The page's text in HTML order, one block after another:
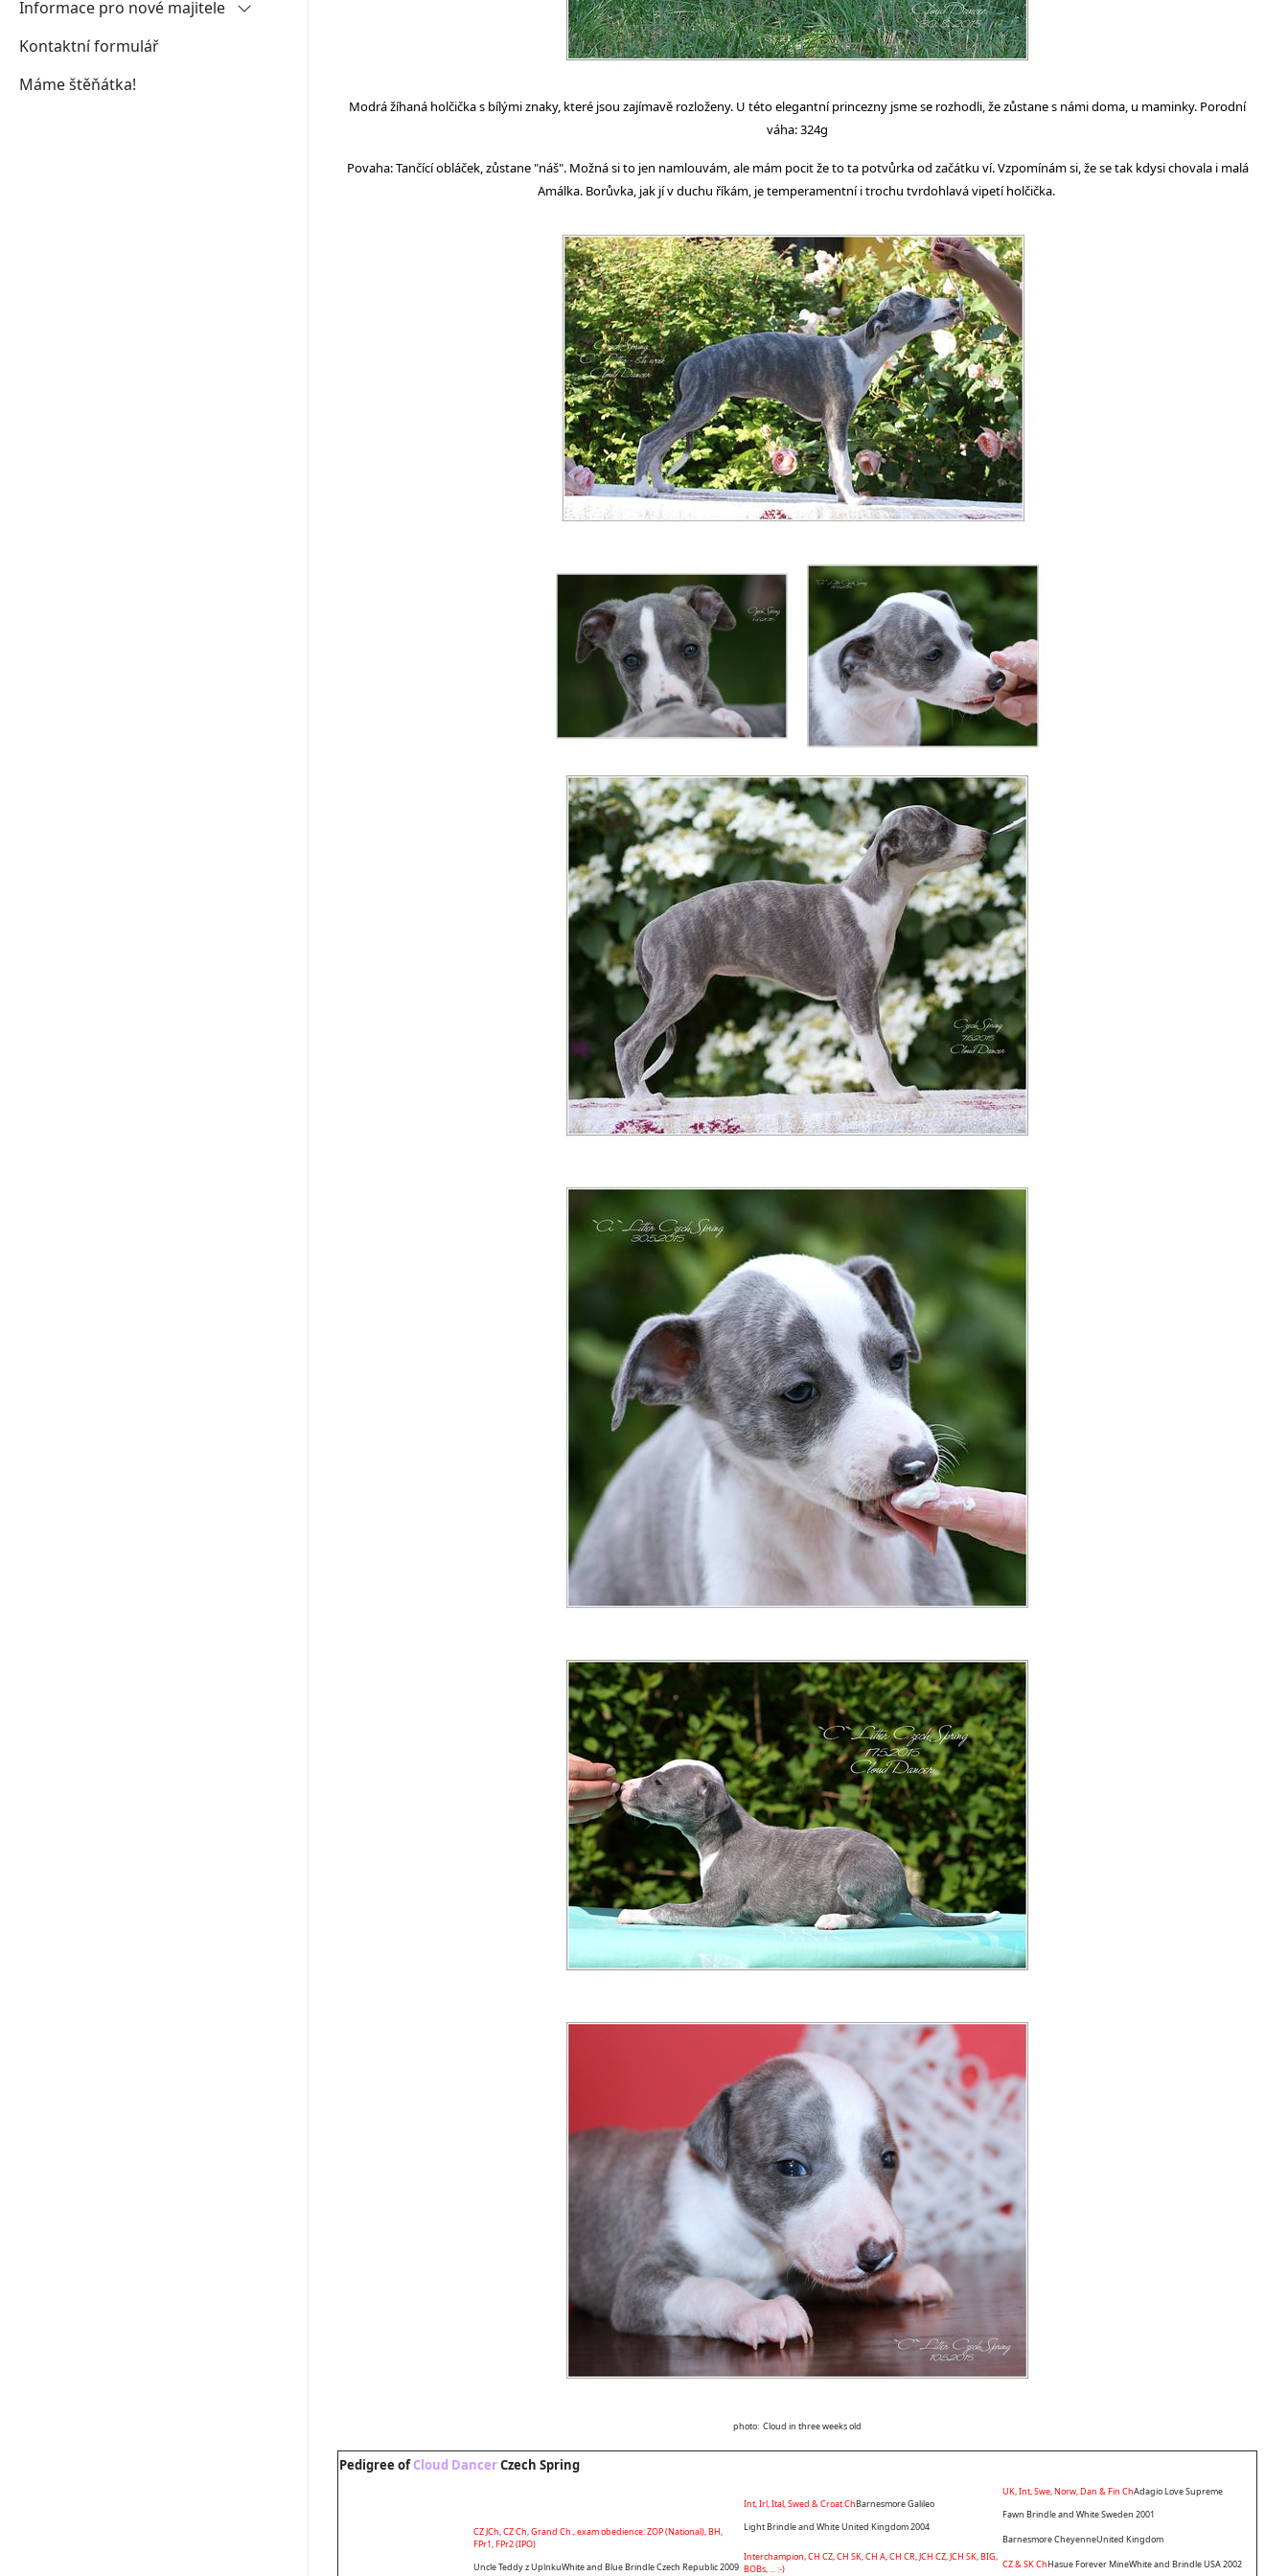
Informace pro nové majitele
Jména štěňátek - vrh J
Plánovací kalendáře návštěv a
Kontaktní formulář
Máme štěňátka!
Modrá žíhaná holčička s bílými znaky, které jsou zajímavě rozloženy. U této elegantní princezny jsme se rozhodli, že zůstane s námi doma, u maminky. Porodní
váha: 324g
Povaha: Tančící obláček, zůstane "náš". Možná si to jen namlouvám, ale mám pocit že to ta potvůrka od začátku ví. Vzpomínám si, že se tak kdysi chovala i malá
Amálka. Borůvka, jak jí v duchu říkám, je temperamentní i trochu tvrdohlavá vipetí holčička.
photo: Cloud in three weeks old
Pedigree ofCloud DancerCzech Spring
CZ JCh, CZ Ch, Grand Ch., exam obedience: ZOP (National), BH,
FPr1, FPr2 (IPO)
Uncle Teddy z UplnkuWhite and Blue Brindle Czech Republic 2009
Int, Irl, Ital, Swed & Croat ChBarnesmore Galileo
Light Brindle and White United Kingdom 2004
UK, Int, Swe, Norw, Dan & Fin ChAdagio Love Supreme
Fawn Brindle and White Sweden 2001
Barnesmore CheyenneUnited Kingdom
Interchampion, CH CZ, CH SK, CH A, CH CR, JCH CZ, JCH SK, BIG,
BOBs, ... :-)
CZ & SK ChHasue Forever MineWhite and Brindle USA 2002